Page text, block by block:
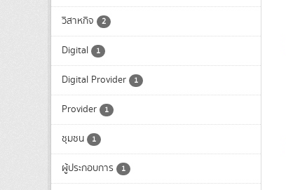
วิสาหกิจ 2
Digital 1
Digital Provider 1
Provider 1
ชุมชน 1
ผู้ประกอบการ 1